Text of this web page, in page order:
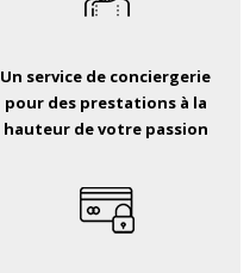
Un service de conciergerie
pour des prestations à la
hauteur de votre passion